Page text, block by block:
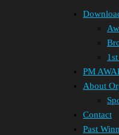
PM
About
Contact
Past